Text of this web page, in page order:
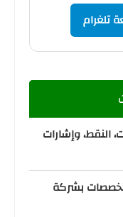
تلغرام
النقط، وإشارات
متعدد التخصصات بشركة